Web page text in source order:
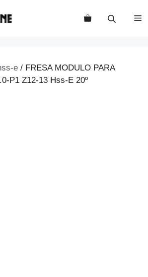
e / FRESA MODULO PARA
P1 Z12-13 Hss-E 20º